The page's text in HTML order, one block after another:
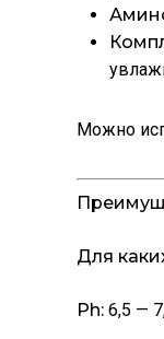
Можно
Для
Ph: 6,5 —